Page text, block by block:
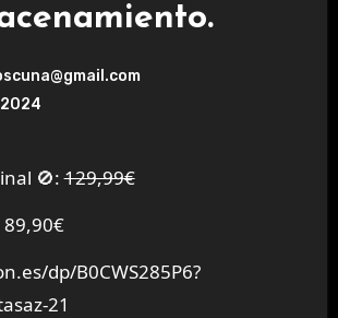
🚫:129,99€
89,90€
dp/B0CWS285P6?
21